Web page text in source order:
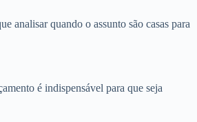
analisar quando o assunto são casas para
é indispensável para que seja